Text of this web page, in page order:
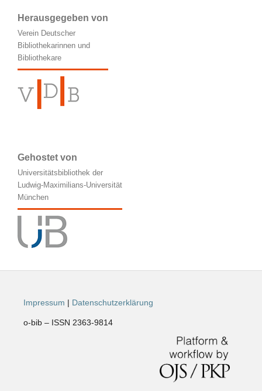
Herausgegeben von
Verein Deutscher
Bibliothekarinnen und
Bibliothekare
Gehostet von
Universitätsbibliothek der
Ludwig-Maximilians-Universität
München
Impressum | Datenschutzerklärung
o-bib – ISSN 2363-9814